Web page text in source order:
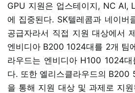
GPU 지원은 업스테이지, NC AI,
에 집중된다. SK텔레콤과 네이버
공급자라서 직접 지원 대상에서
엔비디아 B200 1024대를 2개 팀
라우드는 엔비디아 H100 1024
다. 또한 엘리스클라우드의 B200
을 통해 지원 대상 및 과제로 지